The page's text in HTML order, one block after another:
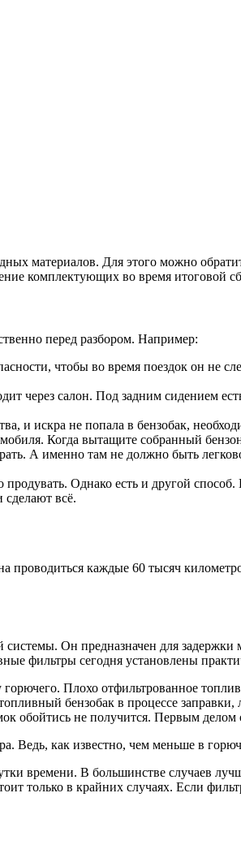
материалов. Для этого можно
комплектующих во время итоговой
перед разбором. Например:
чтобы во время поездок он не
через салон. Под задним сидением
и искра не попала в бензобак,
Когда вытащите собранный
А именно там не должно быть
Однако есть и другой
сделают всё.
каждые 60 тысяч
Он предназначен для задержки
фильтры сегодня установлены
Плохо отфильтрованное
бензобак в процессе
обойтись не получится. Первым
как известно, чем меньше в
времени. В большинстве случаев
только в крайних случаях. Если